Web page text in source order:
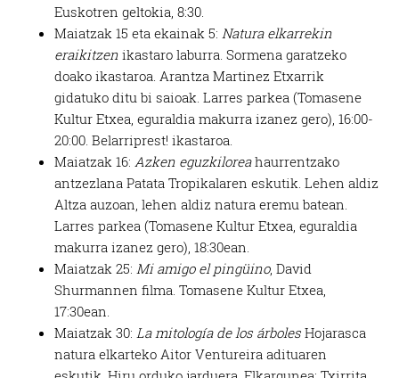
Euskotren geltokia, 8:30.
Maiatzak 15 eta ekainak 5: Natura elkarrekin
eraikitzen ikastaro laburra. Sormena garatzeko
doako ikastaroa. Arantza Martinez Etxarrik
gidatuko ditu bi saioak. Larres parkea (Tomasene
Kultur Etxea, eguraldia makurra izanez gero), 16:00-
20:00. Belarriprest! ikastaroa.
Maiatzak 16: Azken eguzkiloreahaurrentzako
antzezlana Patata Tropikalaren eskutik. Lehen aldiz
Altza auzoan, lehen aldiz natura eremu batean.
Larres parkea (Tomasene Kultur Etxea, eguraldia
makurra izanez gero), 18:30ean.
Maiatzak 25: Mi amigo el pingüino, David
Shurmannen filma. Tomasene Kultur Etxea,
17:30ean.
Maiatzak 30: La mitología de los árboles Hojarasca
natura elkarteko Aitor Ventureira adituaren